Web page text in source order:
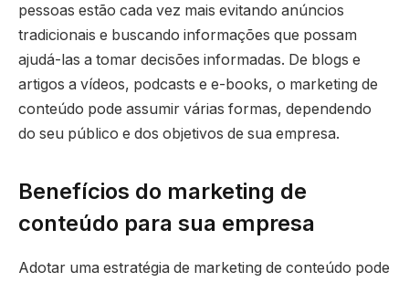
pessoas estão cada vez mais evitando anúncios
tradicionais e buscando informações que possam
ajudá-las a tomar decisões informadas. De blogs e
artigos a vídeos, podcasts e e-books, o marketing de
conteúdo pode assumir várias formas, dependendo
do seu público e dos objetivos de sua empresa.
Benefícios do marketing de
conteúdo para sua empresa
Adotar uma estratégia de marketing de conteúdo pode